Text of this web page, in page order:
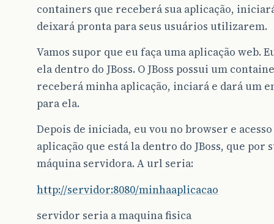
containers que receberá sua aplicação,
deixará pronta para seus usuários utilizarem.
Vamos supor que eu faça uma aplicação web.
ela dentro do JBoss. O JBoss possui um
receberá minha aplicação, inciará e dará um
para ela.
Depois de iniciada, eu vou no browser e
aplicação que está la dentro do JBoss, que por
máquina servidora. A url seria:
http://servidor:8080/minhaaplicacao
servidor seria a maquina fisica